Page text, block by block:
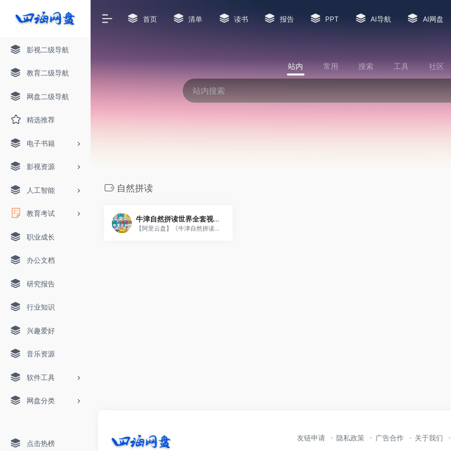
影视二级导航
教育二级导航
网盘二级导航
精选推荐
电子书籍
影视资源
人工智能
教育考试
职业成长
办公文档
研究报告
行业知识
兴趣爱好
音乐资源
软件工具
网盘分类
点击热榜
首页 清单 读书 报告 PPT AI导航 AI网盘
站内 常用 搜索 工具 社区
自然拼读
牛津自然拼读世界全套视频+电子书
【阿里云盘】《牛津自然拼读世界》全套资源包括从第1级到第5级的视频、电子书、音频、PDF文档以及配套的游戏软件等。这些资源可以帮助孩子在听、说、读、写四个方面全面提升英语能力。
友链申请 隐私政策 广告合作 关于我们